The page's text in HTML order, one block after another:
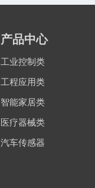
产品中心
工业控制类
工程应用类
智能家居类
医疗器械类
汽车传感器